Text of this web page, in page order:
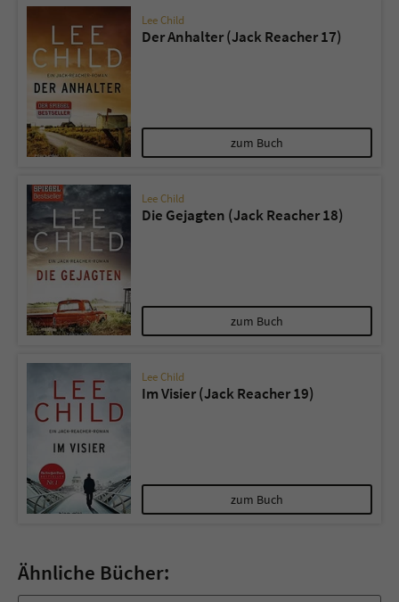
Lee Child
Der Anhalter (Jack Reacher 17)
zum Buch
Lee Child
Die Gejagten (Jack Reacher 18)
zum Buch
Lee Child
Im Visier (Jack Reacher 19)
zum Buch
Ähnliche Bücher: